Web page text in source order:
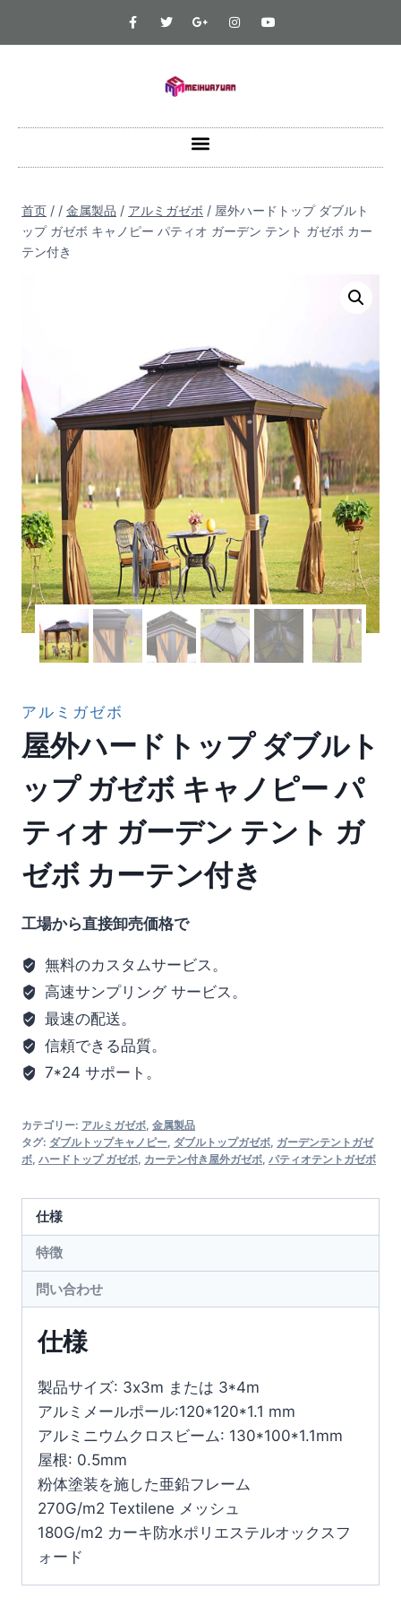
首页 / / 金属製品 / アルミガゼボ / 屋外ハードトップ ダブルト
ップ ガゼボ キャノピー パティオ ガーデン テント ガゼボ カー
テン付き
アルミガゼボ
屋外ハードトップ ダブルト
ップ ガゼボ キャノピー パ
ティオ ガーデン テント ガ
ゼボ カーテン付き
工場から直接卸売価格で
無料のカスタムサービス。
高速サンプリング サービス。
最速の配送。
信頼できる品質。
7*24 サポート。
カテゴリー: アルミガゼボ, 金属製品
タグ: ダブルトップキャノピー, ダブルトップガゼボ, ガーデンテントガゼ
ボ, ハードトップ ガゼボ, カーテン付き屋外ガゼボ, パティオテントガゼボ
仕様
特徴
問い合わせ
仕様
製品サイズ: 3x3m または 3*4m
アルミメールポール:120*120*1.1 mm
アルミニウムクロスビーム: 130*100*1.1mm
屋根: 0.5mm
粉体塗装を施した亜鉛フレーム
270G/m2 Textilene メッシュ
180G/m2 カーキ防水ポリエステルオックスフ
ォード